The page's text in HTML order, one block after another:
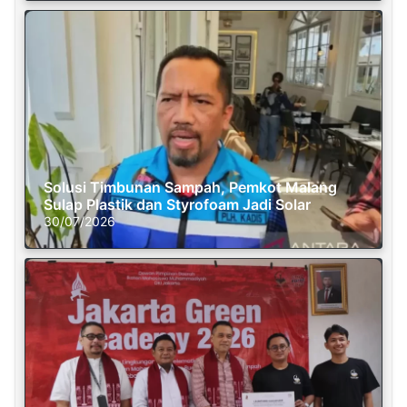
Solusi Timbunan Sampah, Pemkot Malang
Sulap Plastik dan Styrofoam Jadi Solar
30/07/2026